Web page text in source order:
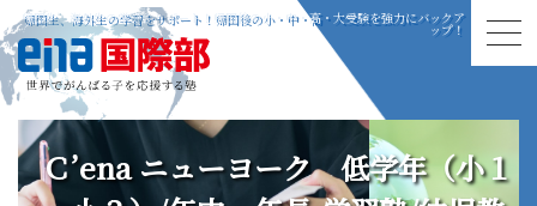
帰国生、海外生の学習をサポート！帰国後の小・中・高・大受験を強力にバックア
ップ！
Ｃ’ena ニューヨーク 低学年（小１